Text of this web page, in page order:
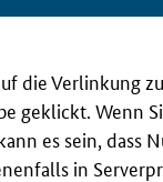
die Verlinkung
geklickt. Wenn
es sein, dass
in